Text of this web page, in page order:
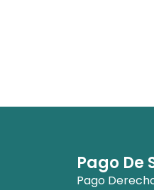
Pago De
Pago